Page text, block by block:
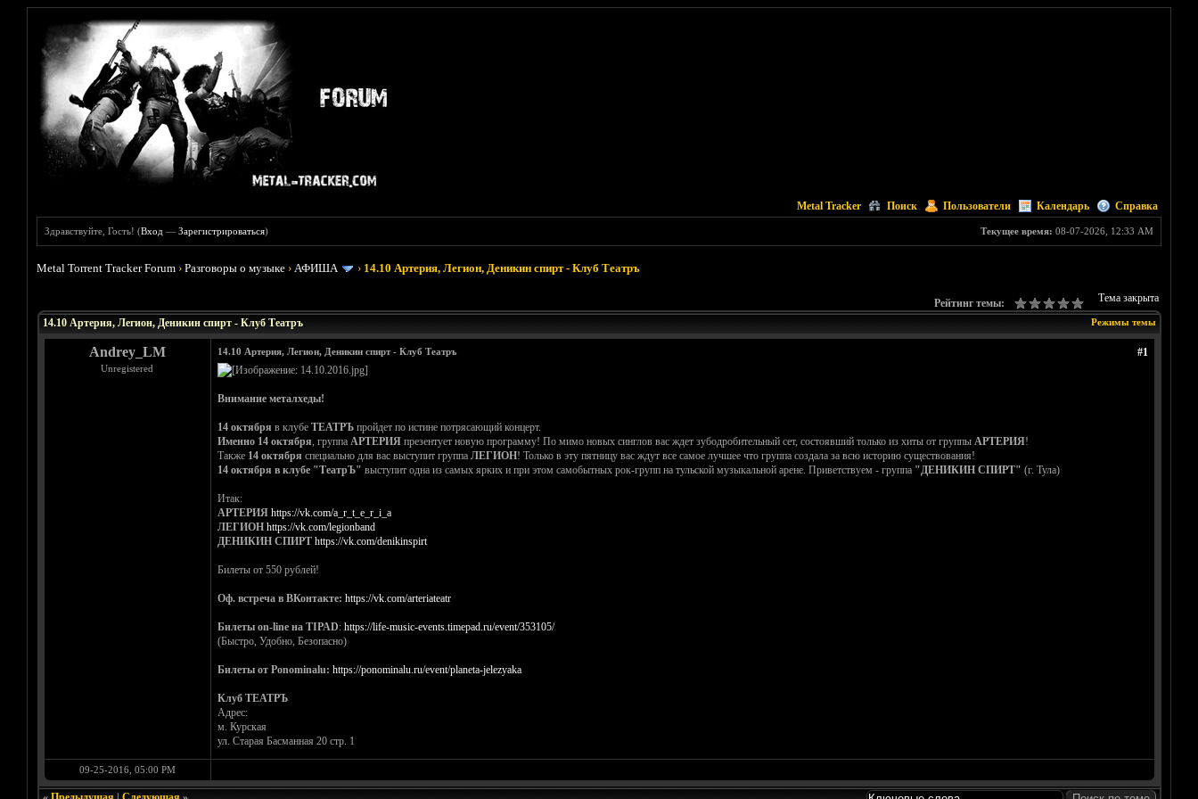
Metal Tracker Поиск Пользователи Календарь Справка
Текущее время: 08-07-2026, 12:33 AM
Здравствуйте, Гость! (Вход —Зарегистрироваться)
Metal Torrent Tracker Forum ›Разговоры о музыке ›АФИША › 14.10 Артерия, Легион, Деникин спирт - Клуб Театръ
Тема закрыта
Рейтинг темы:
Режимы темы
14.10 Артерия, Легион, Деникин спирт - Клуб Театръ
Andrey_LM
Unregistered
#1
14.10 Артерия, Легион, Деникин спирт - Клуб Театръ
Внимание металхеды!
14 октября в клубе ТЕАТРЪпройдет по истине потрясающий концерт.
Именно 14 октября, группа АРТЕРИЯпрезентует новую программу! По мимо новых синглов вас ждет зубодробительный сет, состоявший только из хиты от группы АРТЕРИЯ!
Также 14 октября специально для вас выступит группа ЛЕГИОН! Только в эту пятницу вас ждут все самое лучшее что группа создала за всю историю существования!
14 октября в клубе "ТеатрЪ" выступит одна из самых ярких и при этом самобытных рок-групп на тульской музыкальной арене. Приветствуем - группа "ДЕНИКИН СПИРТ" (г. Тула)
Итак:
АРТЕРИЯ https://vk.com/a_r_t_e_r_i_a
ЛЕГИОН https://vk.com/legionband
ДЕНИКИН СПИРТ https://vk.com/denikinspirt
Билеты от 550 рублей!
Оф. встреча в ВКонтакте: https://vk.com/arteriateatr
Билеты on-line на TIPAD: https://life-music-events.timepad.ru/event/353105/
(Быстро, Удобно, Безопасно)
Билеты от Ponominalu: https://ponominalu.ru/event/planeta-jelezyaka
Клуб ТЕАТРЪ
Адрес:
м. Курская
ул. Старая Басманная 20 стр. 1
09-25-2016, 05:00 PM